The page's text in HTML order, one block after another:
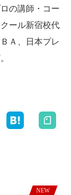
の講師・コー
ール新宿校代
Ａ、日本プレ
NEW